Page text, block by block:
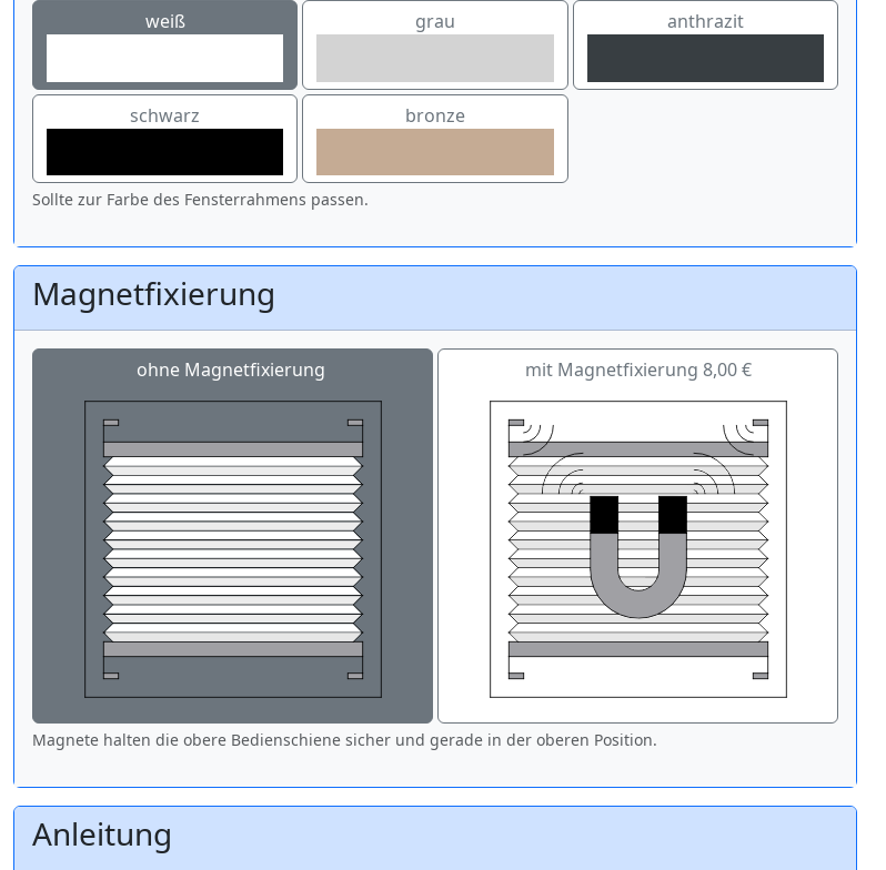
weiß grau anthrazit
schwarz bronze
Sollte zur Farbe des Fensterrahmens passen.
Magnetfixierung
ohne Magnetfixierung mit Magnetfixierung 8,00 €
Magnete halten die obere Bedienschiene sicher und gerade in der oberen Position.
Anleitung